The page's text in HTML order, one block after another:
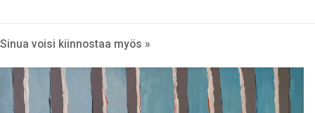
Sinua voisi kiinnostaa myös »